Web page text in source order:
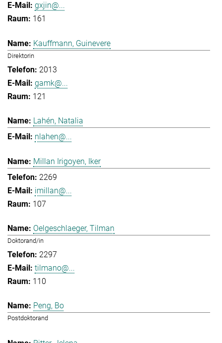
gxjin@...
161
Kauffmann, Guinevere
Direktorin
2013
gamk@...
121
Lahén, Natalia
nlahen@...
Millan Irigoyen, Iker
2269
imillan@...
107
Oelgeschlaeger, Tilman
Doktorand/in
2297
tilmano@...
110
Peng, Bo
Postdoktorand